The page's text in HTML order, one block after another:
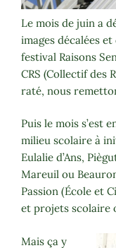
Le mois de juin a
images décalées
festival Raisons
CRS (Collectif des
raté, nous
Puis le mois s’est
milieu scolaire à
Eulalie d’Ans,
Mareuil ou
Passion (École et
et projets scolaire
Mais ça y